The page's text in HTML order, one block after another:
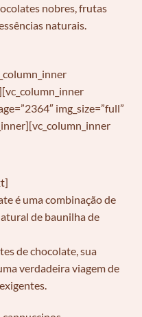
nobres, frutas
naturais.
img_size=”full”
é uma combinação de
de baunilha de
de chocolate, sua
verdadeira viagem de